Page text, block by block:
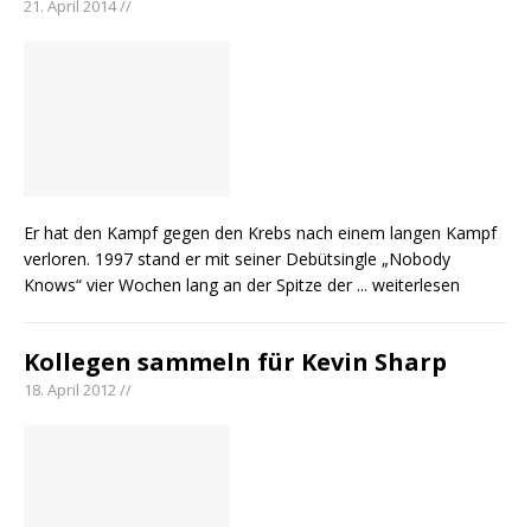
21. April 2014 //
Er hat den Kampf gegen den Krebs nach einem langen Kampf
verloren. 1997 stand er mit seiner Debütsingle „Nobody
Knows“ vier Wochen lang an der Spitze der ... weiterlesen
Kollegen sammeln für Kevin Sharp
18. April 2012 //